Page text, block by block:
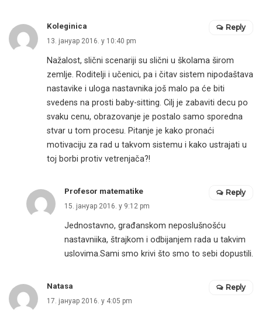
Koleginica
13. јануар 2016. у 10:40 pm
Nažalost, slični scenariji su slični u školama širom
zemlje. Roditelji i učenici, pa i čitav sistem nipodaštava
nastavike i uloga nastavnika još malo pa će biti
svedens na prosti baby-sitting. Cilj je zabaviti decu po
svaku cenu, obrazovanje je postalo samo sporedna
stvar u tom procesu. Pitanje je kako pronaći
motivaciju za rad u takvom sistemu i kako ustrajati u
toj borbi protiv vetrenjača?!
Reply
Profesor matematike
15. јануар 2016. у 9:12 pm
Jednostavno, građanskom neposlušnošću
nastavniika, štrajkom i odbijanjem rada u takvim
uslovima.Sami smo krivi što smo to sebi dopustili.
Reply
Natasa
17. јануар 2016. у 4:05 pm
Reply